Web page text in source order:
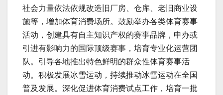
社会力量依法依规改造旧厂房、仓库、老旧商业设
施等，增加体育消费场所。鼓励举办各类体育赛事
活动，创建具有自主知识产权的赛事品牌，申办或
引进有影响力的国际顶级赛事，培育专业化运营团
队。引导各地推出特色鲜明的群众性体育赛事活
动。积极发展冰雪运动，持续推动冰雪运动在全国
普及发展。深化促进体育消费试点工作，培育一批